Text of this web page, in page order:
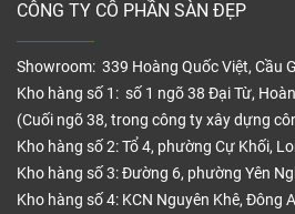
CÔNG TY CỔ PHẦN SÀN ĐẸP
Showroom: 339 Hoàng Quốc Việt, Cầu
Kho hàng số 1: số 1 ngõ 38 Đại Từ,
(Cuối ngõ 38, trong công ty xây dựng
Kho hàng số 2: Tổ 4, phường Cự Khối,
Kho hàng số 3: Đường 6, phường Yên
Kho hàng số 4: KCN Nguyên Khê, Đông